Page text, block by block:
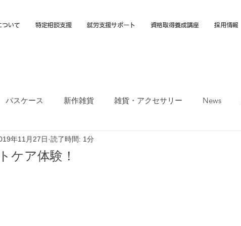
ついて 特定相談支援 就労支援サポート 資格取得養成講座 採用情報
パスケース 新作雑貨 雑貨・アクセサリー News
クオカTシャツマーケット
ケア体験！
年11月27日 読了時間: 1分